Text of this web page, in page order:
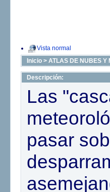
Vista normal
Inicio > ATLAS DE NUBES
Descripción:
Las
pasar